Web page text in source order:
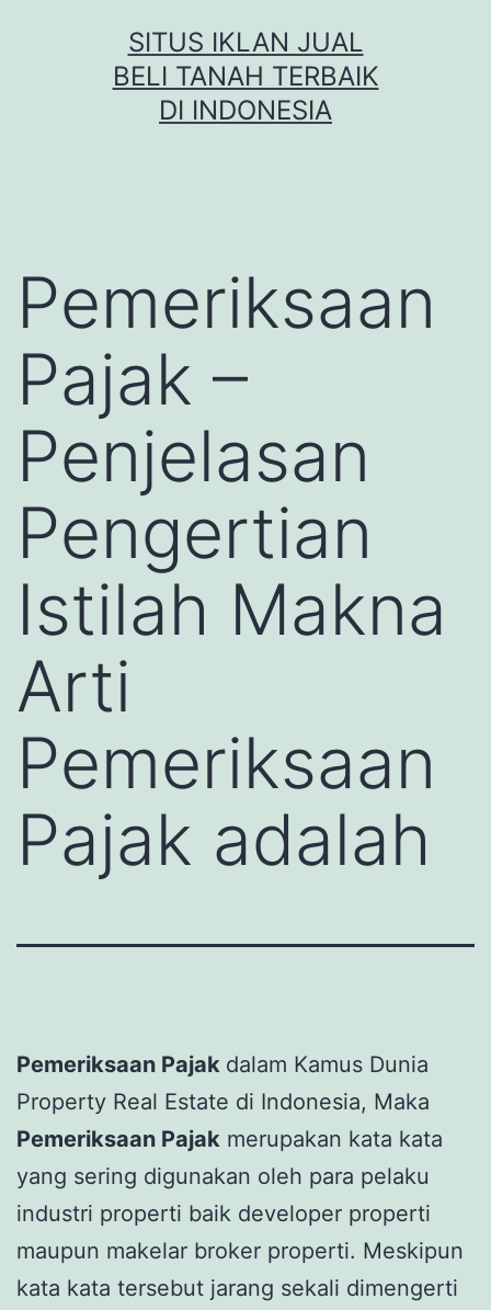
SITUS IKLAN JUAL
BELI TANAH TERBAIK
DI INDONESIA
Pemeriksaan
Pajak –
Penjelasan
Pengertian
Istilah Makna
Arti
Pemeriksaan
Pajak adalah
Pemeriksaan Pajak dalam Kamus Dunia
Property Real Estate di Indonesia, Maka
Pemeriksaan Pajak merupakan kata kata
yang sering digunakan oleh para pelaku
industri properti baik developer properti
maupun makelar broker properti. Meskipun
kata kata tersebut jarang sekali dimengerti